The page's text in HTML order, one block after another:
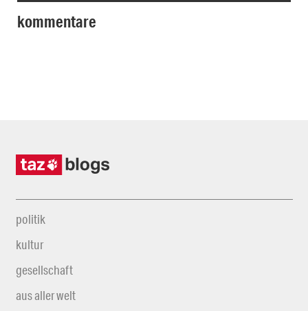
kommentare
politik
kultur
gesellschaft
aus aller welt